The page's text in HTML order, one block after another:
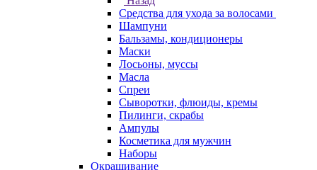
Средства для ухода за волосами
Шампуни
Бальзамы, кондиционеры
Маски
Лосьоны, муссы
Масла
Спреи
Сыворотки, флюиды, кремы
Пилинги, скрабы
Ампулы
Косметика для мужчин
Наборы
Окрашивание